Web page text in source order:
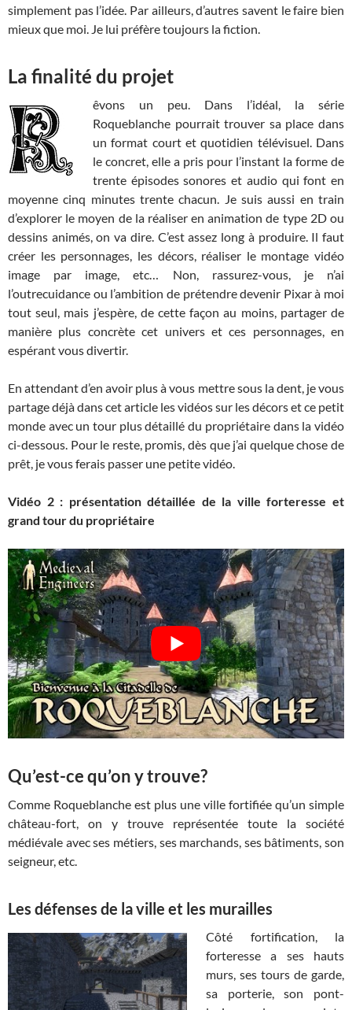
simplement pas l’idée. Par ailleurs, d’autres savent le faire bien
mieux que moi. Je lui préfère toujours la fiction.
La finalité du projet
êvons un peu. Dans l’idéal, la série
Roqueblanche pourrait trouver sa place dans
un format court et quotidien télévisuel. Dans
le concret, elle a pris pour l’instant la forme de
trente épisodes sonores et audio qui font en
moyenne cinq minutes trente chacun. Je suis aussi en train
d’explorer le moyen de la réaliser en animation de type 2D ou
dessins animés, on va dire. C’est assez long à produire. Il faut
créer les personnages, les décors, réaliser le montage vidéo
image par image, etc… Non, rassurez-vous, je n’ai
l’outrecuidance ou l’ambition de prétendre devenir Pixar à moi
tout seul, mais j’espère, de cette façon au moins, partager de
manière plus concrète cet univers et ces personnages, en
espérant vous divertir.
En attendant d’en avoir plus à vous mettre sous la dent, je vous
partage déjà dans cet article les vidéos sur les décors et ce petit
monde avec un tour plus détaillé du propriétaire dans la vidéo
ci-dessous. Pour le reste, promis, dès que j’ai quelque chose de
prêt, je vous ferais passer une petite vidéo.
Vidéo 2 : présentation détaillée de la ville forteresse et
grand tour du propriétaire
Qu’est-ce qu’on y trouve?
Comme Roqueblanche est plus une ville fortifiée qu’un simple
château-fort, on y trouve représentée toute la société
médiévale avec ses métiers, ses marchands, ses bâtiments, son
seigneur, etc.
Les défenses de la ville et les murailles
Côté fortification, la
forteresse a ses hauts
murs, ses tours de garde,
sa porterie, son pont-